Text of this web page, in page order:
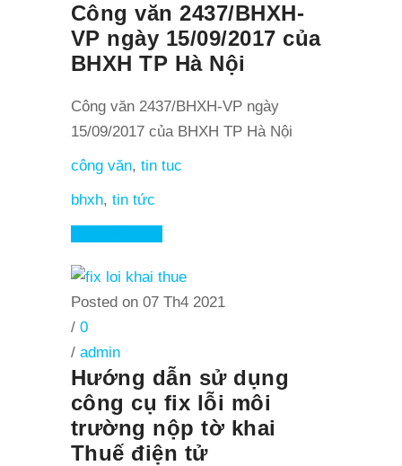
Công văn 2437/BHXH-
VP ngày 15/09/2017 của
BHXH TP Hà Nội
Công văn 2437/BHXH-VP ngày
15/09/2017 của BHXH TP Hà Nội
công văn, tin tuc
bhxh, tin tức
Posted on 07 Th4 2021
/ 0
/ admin
Hướng dẫn sử dụng
công cụ fix lỗi môi
trường nộp tờ khai
Thuế điện tử